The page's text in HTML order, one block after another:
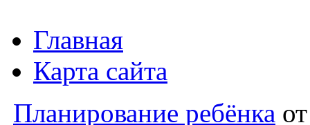
Главная
Карта сайта
Планирование ребёнка